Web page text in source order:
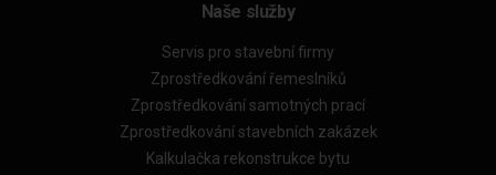
Naše služby
Servis pro stavební firmy
Zprostředkování řemeslníků
Zprostředkování samotných prací
Zprostředkování stavebních zakázek
Kalkulačka rekonstrukce bytu